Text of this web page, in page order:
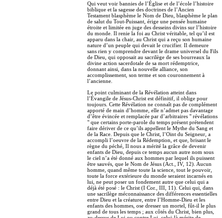
Qui veut voir bannies de l’Église et de l’école l’histoire
biblique et la sagesse des doctrines de l’Ancien
Testament blasphème le Nom de Dieu, blasphème le plan
de salut du Tout-Puissant, érige une pensée humaine
étroite et limitée en juge des desseins divins sur l’histoire
du monde. Il renie la foi au Christ véritable, tel qu’il est
apparu dans la chair, au Christ qui a reçu son humaine
nature d’un peuple qui devait le crucifier. Il demeure
sans rien y comprendre devant le drame universel du Fils
de Dieu, qui opposait au sacrilège de ses bourreaux la
divine action sacerdotale de sa mort rédemptrice,
donnant ainsi, dans la nouvelle alliance, son
accomplissement, son terme et son couronnement à
l’ancienne.
Le point culminant de la Révélation atteint dans
l’Évangile de Jésus-Christ est définitif, il oblige pour
toujours. Cette Révélation ne connaît pas de complément
apporté de main d’homme, elle n’admet pas davantage
d’être évincée et remplacée par d’arbitraires " révélations
" que certains porte-parole du temps présent prétendent
faire dériver de ce qu’ils appellent le Mythe du Sang et
de la Race. Depuis que le Christ, l’Oint du Seigneur, a
accompli l’oeuvre de la Rédemption, et que, brisant le
règne du péché, Il nous a mérité la grâce de devenir
enfants de Dieu, depuis ce temps aucun autre nom sous
le ciel n’a été donné aux hommes par lequel ils puissent
être sauvés, que le Nom de Jésus (Act., IV, 12). Aucun
homme, quand même toute la science, tout le pouvoir,
toute la force extérieure du monde seraient incarnés en
lui, ne peut poser un fondement autre que celui qui a
déjà été posé : le Christ (I Cor., III, 11). Celui qui, dans
une sacrilège méconnaissance des différences essentielles
entre Dieu et la créature, entre l’Homme-Dieu et les
enfants des hommes, ose dresser un mortel, fût-il le plus
grand de tous les temps ; aux côtés du Christ, bien plus,